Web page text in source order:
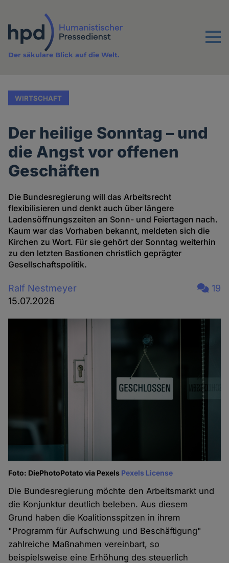
Inhalt
Menu
Der säkulare Blick auf die Welt.
WIRTSCHAFT
Der heilige Sonntag – und
die Angst vor offenen
Geschäften
Die Bundesregierung will das Arbeitsrecht
flexibilisieren und denkt auch über längere
Ladensöffnungszeiten an Sonn- und Feiertagen nach.
Kaum war das Vorhaben bekannt, meldeten sich die
Kirchen zu Wort. Für sie gehört der Sonntag weiterhin
zu den letzten Bastionen christlich geprägter
Gesellschaftspolitik.
Ralf Nestmeyer
15.07.2026
19
Foto: DiePhotoPotato via Pexels Pexels License
Die Bundesregierung möchte den Arbeitsmarkt und
die Konjunktur deutlich beleben. Aus diesem
Grund haben die Koalitionsspitzen in ihrem
"Programm für Aufschwung und Beschäftigung"
zahlreiche Maßnahmen vereinbart, so
beispielsweise eine Erhöhung des steuerlich